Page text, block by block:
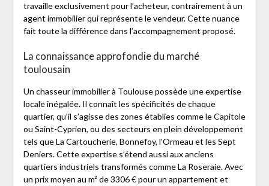
travaille exclusivement pour l’acheteur, contrairement à un
agent immobilier qui représente le vendeur. Cette nuance
fait toute la différence dans l’accompagnement proposé.
La connaissance approfondie du marché
toulousain
Un chasseur immobilier à Toulouse possède une expertise
locale inégalée. Il connaît les spécificités de chaque
quartier, qu’il s’agisse des zones établies comme le Capitole
ou Saint-Cyprien, ou des secteurs en plein développement
tels que La Cartoucherie, Bonnefoy, l’Ormeau et les Sept
Deniers. Cette expertise s’étend aussi aux anciens
quartiers industriels transformés comme La Roseraie. Avec
un prix moyen au m² de 3306 € pour un appartement et